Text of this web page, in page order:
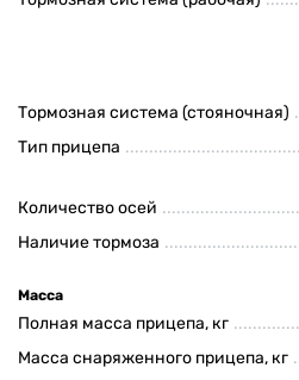
Тормозная система (стояночная)
Тип прицепа
Количество осей
Наличие тормоза
Масса
Полная масса прицепа, кг
Масса снаряженного прицепа, кг